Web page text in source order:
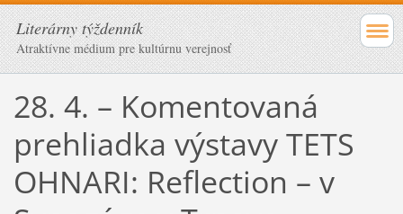
Literárny týždenník
Atraktívne médium pre kultúrnu verejnosť
28. 4. – Komentovaná
prehliadka výstavy TETS
OHNARI: Reflection – v